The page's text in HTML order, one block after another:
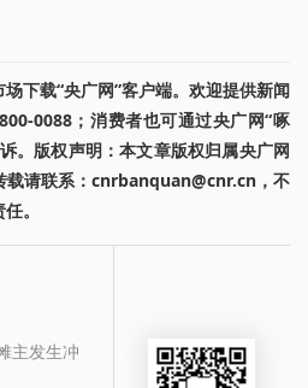
下载“央广网”客户端。欢迎提供新闻
0088；消费者也可通过央广网“啄
。版权声明：本文章版权归属央广网
载请联系：cnrbanquan@cnr.cn，不
。
主发生冲